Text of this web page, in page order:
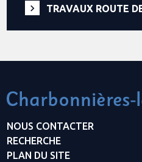
TRAVAUX ROUTE
NOUS CONTACTER
RECHERCHE
PLAN DU SITE